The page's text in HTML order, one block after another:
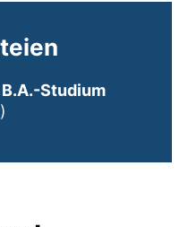
Studium